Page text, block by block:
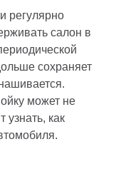
регулярно
салон в
сохраняет
может не
узнать, как